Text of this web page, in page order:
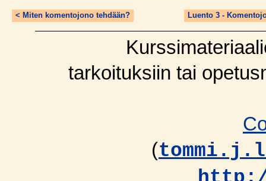
< Miten komentojono tehdään? Luento 3 -
tarkoituksiin tai
(